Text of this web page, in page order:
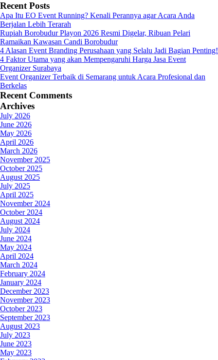
Recent Posts
Apa Itu EO Event Running? Kenali Perannya agar Acara Anda
Berjalan Lebih Terarah
Rupiah Borobudur Playon 2026 Resmi Digelar, Ribuan Pelari
Ramaikan Kawasan Candi Borobudur
4 Alasan Event Branding Perusahaan yang Selalu Jadi Bagian Penting!
4 Faktor Utama yang akan Mempengaruhi Harga Jasa Event
Organizer Surabaya
Event Organizer Terbaik di Semarang untuk Acara Profesional dan
Berkelas
Recent Comments
Archives
July 2026
June 2026
May 2026
April 2026
March 2026
November 2025
October 2025
August 2025
July 2025
April 2025
November 2024
October 2024
August 2024
July 2024
June 2024
May 2024
April 2024
March 2024
February 2024
January 2024
December 2023
November 2023
October 2023
September 2023
August 2023
July 2023
June 2023
May 2023